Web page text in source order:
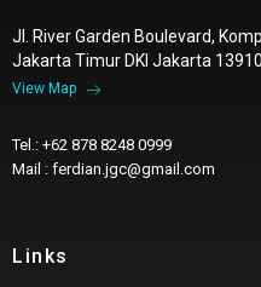
Jl. River Garden Boulevard,
Jakarta Timur DKI Jakarta 13910
View Map
Tel.: +62 878 8248 0999
Mail : ferdian.jgc@gmail.com
Links